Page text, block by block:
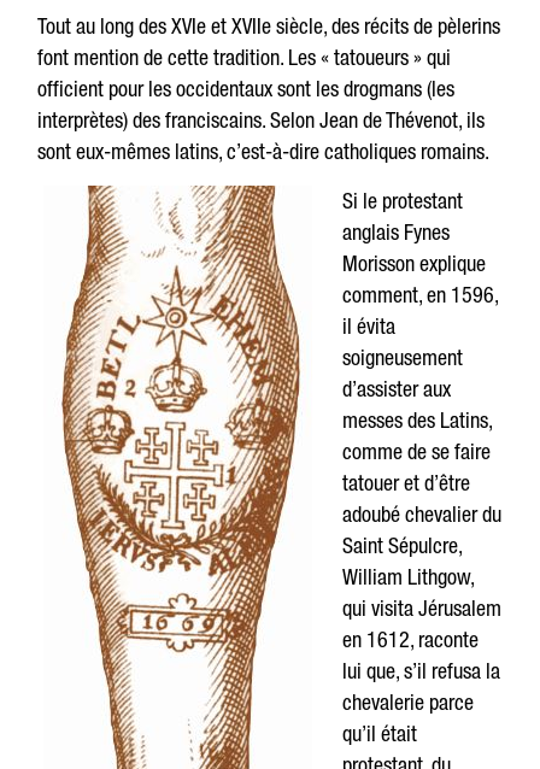
Tout au long des XVIe et XVIIe siècle, des récits de pèlerins
font mention de cette tradition. Les « tatoueurs » qui
officient pour les occidentaux sont les drogmans (les
interprètes) des franciscains. Selon Jean de Thévenot, ils
sont eux-mêmes latins, c’est-à-dire catholiques romains.
Si le protestant
anglais Fynes
Morisson explique
comment, en 1596,
il évita
soigneusement
d’assister aux
messes des Latins,
comme de se faire
tatouer et d’être
adoubé chevalier du
Saint Sépulcre,
William Lithgow,
qui visita Jérusalem
en 1612, raconte
lui que, s’il refusa la
chevalerie parce
qu’il était